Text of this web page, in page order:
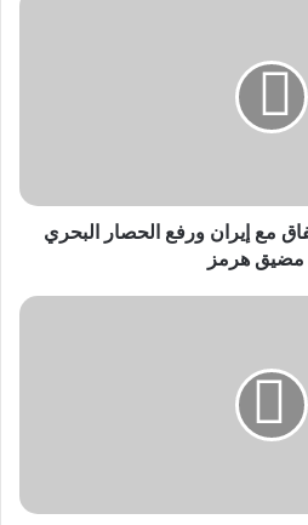
مع إيران ورفع الحصار البحري
هرمز